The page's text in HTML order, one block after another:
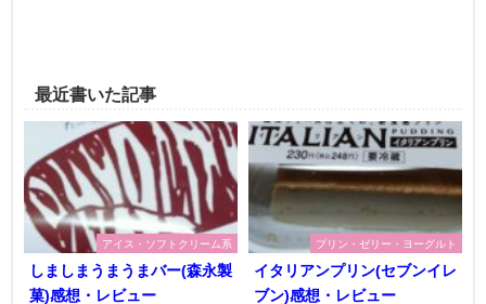
最近書いた記事
アイス・ソフトクリーム系
しましまうまうまバー(森永製
菓)感想・レビュー
プリン・ゼリー・ヨーグルト
イタリアンプリン(セブンイレ
ブン)感想・レビュー